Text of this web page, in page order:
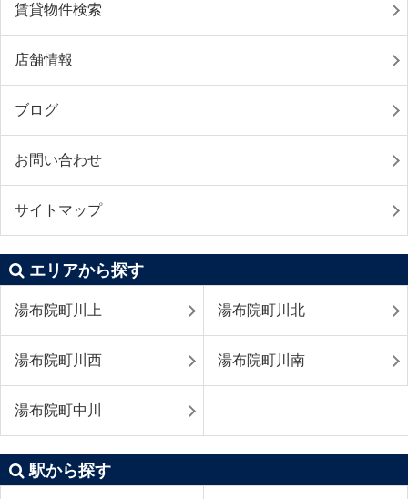
賃貸物件検索
店舗情報
ブログ
お問い合わせ
サイトマップ
エリアから探す
湯布院町川上 湯布院町川北
湯布院町川西 湯布院町川南
湯布院町中川
駅から探す